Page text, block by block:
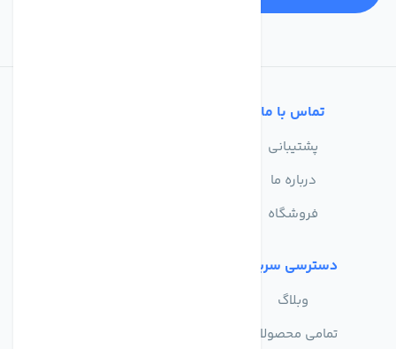
تماس با ما
پشتیبانی
درباره ما
فروشگاه
دسترسی سریع
وبلاگ
تمامی محصولات